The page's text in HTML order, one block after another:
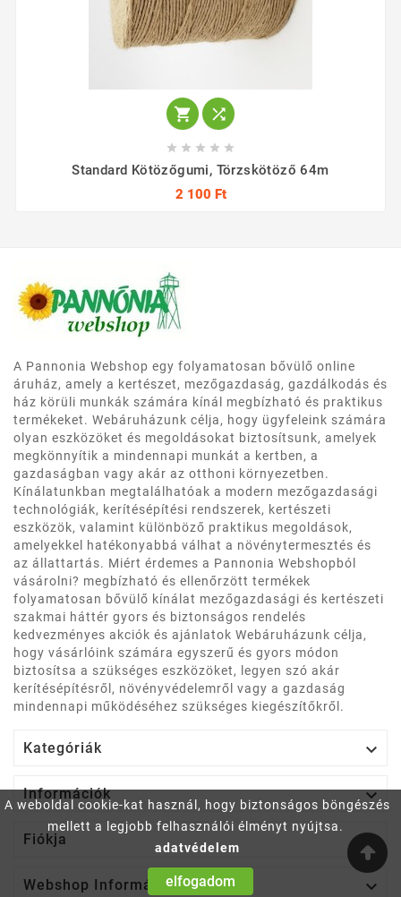
A weboldal cookie-kat használ, hogy biztonságos böngészés
mellett a legjobb felhasználói élményt nyújtsa.
adatvédelem
elfogadom
 
    
Standard Kötözőgumi, Törzskötöző 64m
2 100 Ft
A Pannonia Webshop egy folyamatosan bővülő online
áruház, amely a kertészet, mezőgazdaság, gazdálkodás és
ház körüli munkák számára kínál megbízható és praktikus
termékeket. Webáruházunk célja, hogy ügyfeleink számára
olyan eszközöket és megoldásokat biztosítsunk, amelyek
megkönnyítik a mindennapi munkát a kertben, a
gazdaságban vagy akár az otthoni környezetben.
Kínálatunkban megtalálhatóak a modern mezőgazdasági
technológiák, kerítésépítési rendszerek, kertészeti
eszközök, valamint különböző praktikus megoldások,
amelyekkel hatékonyabbá válhat a növénytermesztés és
az állattartás. Miért érdemes a Pannonia Webshopból
vásárolni? megbízható és ellenőrzött termékek
folyamatosan bővülő kínálat mezőgazdasági és kertészeti
szakmai háttér gyors és biztonságos rendelés
kedvezményes akciók és ajánlatok Webáruházunk célja,
hogy vásárlóink számára egyszerű és gyors módon
biztosítsa a szükséges eszközöket, legyen szó akár
kerítésépítésről, növényvédelemről vagy a gazdaság
mindennapi működéséhez szükséges kiegészítőkről.
Kategóriák 
Információk 
Fiókja 
Webshop Információ 